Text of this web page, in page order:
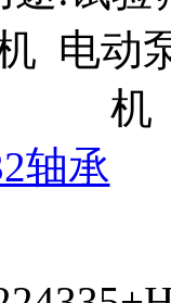
电动
机
轴承